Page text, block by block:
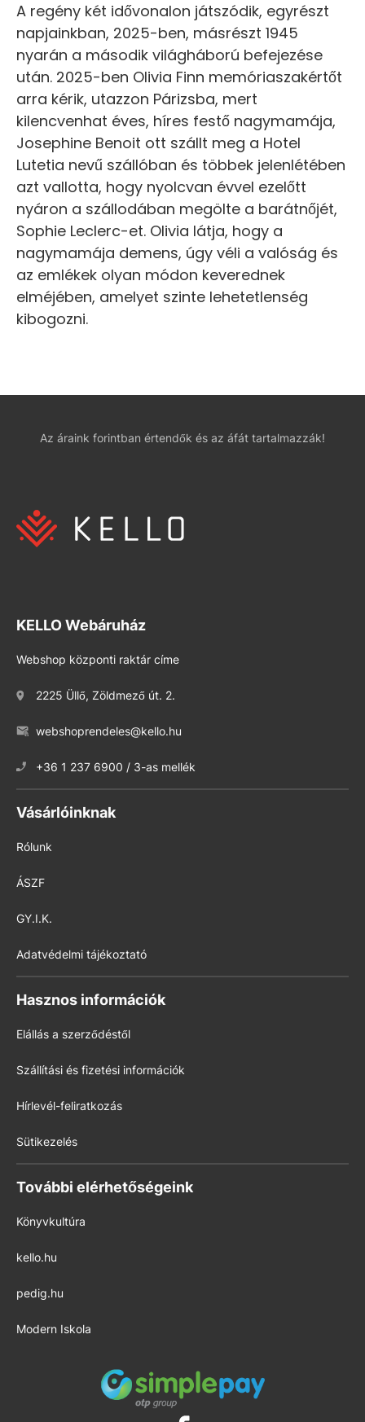
A regény két idővonalon játszódik, egyrészt
napjainkban, 2025-ben, másrészt 1945
nyarán a második világháború befejezése
után. 2025-ben Olivia Finn memóriaszakértőt
arra kérik, utazzon Párizsba, mert
kilencvenhat éves, híres festő nagymamája,
Josephine Benoit ott szállt meg a Hotel
Lutetia nevű szállóban és többek jelenlétében
azt vallotta, hogy nyolcvan évvel ezelőtt
nyáron a szállodában megölte a barátnőjét,
Sophie Leclerc-et. Olivia látja, hogy a
nagymamája demens, úgy véli a valóság és
az emlékek olyan módon keverednek
elméjében, amelyet szinte lehetetlenség
kibogozni.
Az áraink forintban értendők és az áfát tartalmazzák!
KELLO Webáruház
Webshop központi raktár címe
2225 Üllő, Zöldmező út. 2.
webshoprendeles@kello.hu
+36 1 237 6900 / 3-as mellék
Vásárlóinknak
Rólunk
ÁSZF
GY.I.K.
Adatvédelmi tájékoztató
Hasznos információk
Elállás a szerződéstől
Szállítási és fizetési információk
Hírlevél-feliratkozás
Sütikezelés
További elérhetőségeink
Könyvkultúra
kello.hu
pedig.hu
Modern Iskola